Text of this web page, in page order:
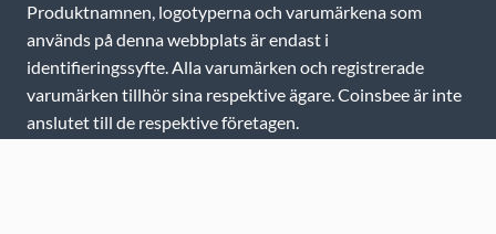
Produktnamnen, logotyperna och varumärkena som
används på denna webbplats är endast i
identifieringssyfte. Alla varumärken och registrerade
varumärken tillhör sina respektive ägare. Coinsbee är inte
anslutet till de respektive företagen.